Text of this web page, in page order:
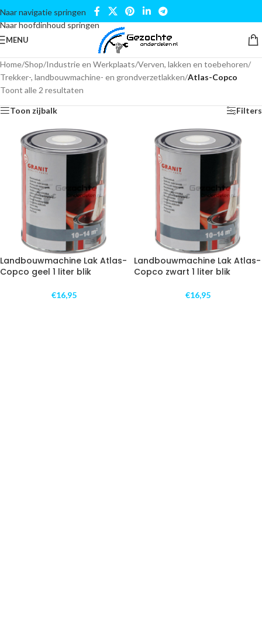
Naar navigatie springen
Naar hoofdinhoud springen
MENU
Home/Shop/Industrie en Werkplaats/Verven, lakken en toebehoren/
Trekker-, landbouwmachine- en grondverzetlakken/Atlas-Copco
Toont alle 2 resultaten
Toon zijbalk Filters
Landbouwmachine Lak Atlas-
Copco geel 1 liter blik
€16,95
Landbouwmachine Lak Atlas-
Copco zwart 1 liter blik
€16,95